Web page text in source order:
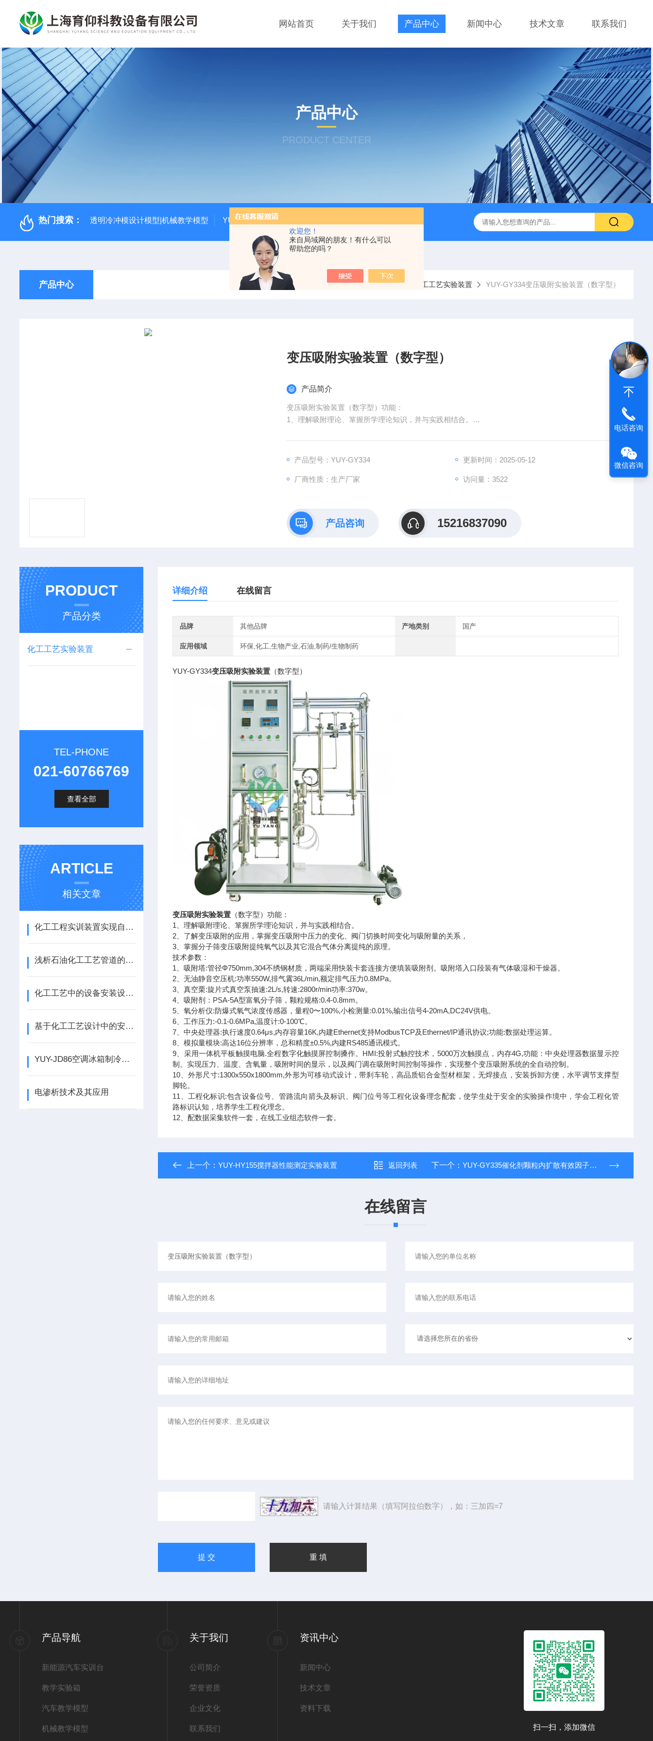
欢迎您！
来自局域网的朋友！有什么可以
帮助您的吗？
网站首页 关于我们 产品中心 新闻中心 技术文章 联系我们
产品中心
PRODUCT CENTER
热门搜索： 透明冷冲模设计模型|机械教学模型 YUY-HJ520好氧堆肥实验装置|环境工程学 YUY-SX01流体力学综合实验台（数据采集型） YUY-NJ33工农12型手扶
产品中心 当前位置：首页 产品中心 化工工艺实验装置 YUY-GY334变压吸附实验装置（数字型）
变压吸附实验装置（数字型）
产品简介
变压吸附实验装置（数字型）功能：
1、理解吸附理论、箪握所学理论知识，并与实践相结合。
产品型号：YUY-GY334
更新时间：2025-05-12
厂商性质：生产厂家 访问量：3522
产品咨询 15216837090
PRODUCT
产品分类
化工工艺实验装置
TEL-PHONE
021-60766769
查看全部
ARTICLE
相关文章
化工工程实训装置实现自动控制和运行
浅析石油化工工艺管道的压力试验
化工工艺中的设备安装设计问题探讨
基于化工工艺设计中的安全问题及控制分析
YUY-JD86空调冰箱制冷制热实训考核装置使用技术分析
电渗析技术及其应用
详细介绍 在线留言
品牌 其他品牌 产地类别 国产
应用领域 环保,化工,生物产业,石油,制药/生物制药
YUY-GY334变压吸附实验装置 （数字型）
变压吸附实验装置 （数字型）功能：
1、理解吸附理论、箪握所学理论知识，并与实践相结合。
2、了解变压吸附的应用，掌握变压吸附中压力的变化、阀门切换时间变化与吸附量的关系，
3、掌握分子筛变压吸附提纯氧气以及其它混合气体分离提纯的原理。
技术参数：
1、吸附塔:管径Φ750mm,304不绣钢材质，两端采用快装卡套连接方便填装吸附剂。吸附塔入口段装有气体吸湿和干燥器。
2、无油静音空压机:功率550W,排气霣36L/min,额定排气压力0.8MPa。
3、真空栗:旋片式真空泵抽速:2L/s,转速:2800r/min功率:370w。
4、吸附剂：PSA-5A型富氧分子筛，颗粒规格:0.4-0.8mm。
5、氧分析仪:防爆式氧气浓度传感器，量程0〜100%,小检测量:0.01%,输出信号4-20mA,DC24V供电。
6、工作压力:-0.1-0.6MPa,温度计:0-100℃。
7、中央处理器:执行速度0.64μs,内存容量16K,内建Ethernet支持ModbusTCP及Ethernet/IP通讯协议;功能:数据处理运算。
8、模拟量模块:高达16位分辨率，总和精度±0.5%,内建RS485通讯模式。
9、采用一体机平板触摸电脑.全程数字化触摸屏控制搡作。HMI:投射式触控技术，5000万次触摸点，内存4G,功能：中央处理器数据显示控
制。实现压力、温度、含氧量，吸附时间的显示，以及阀门调在吸附时间控制等操作，实现整个变压吸附系统的全自动控制。
10、外形尺寸:1300x550x1800mm,外形为可移动式设计，带刹车轮，高品质铝合金型材框架，无焊接点，安装拆卸方便，水平调节支撑型
脚轮。
11、工程化标识:包含设备位号、管路流向箭头及标识、阀门位号等工程化设备理念配套，使学生处于安全的实验操作境中，学会工程化管
路标识认知，培养学生工程化理念。
12、配数据采集软件一套，在线工业组态软件一套。
上一个：YUY-HY155搅拌器性能测定实验装置 返回列表 下一个： YUY-GY335催化剂颗粒内扩散有效因子测定实验装置
在线留言
请输入计算结果（填写阿拉伯数字），如：三加四=7
产品导航
新能源汽车实训台
教学实验箱
汽车教学模型
机械教学模型
关于我们
公司简介
荣誉资质
企业文化
联系我们
资讯中心
新闻中心
技术文章
资料下载
扫一扫，添加微信
电话咨询
微信咨询